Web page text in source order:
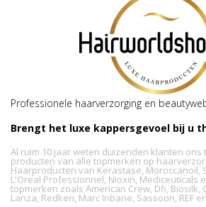
Professionele haarverzorging en
Brengt het luxe kappersgevoel bij u
Al ruim 10 jaar weten duizenden klanten ons
producten van alle topmerken op
Haarproducten van Kerastase, Moroccanoil,
L'Oreal Professionnel, Nioxin, Mediceuticals
topmerken zoals American Crew, Dfi, Biosilk,
Lanza, Redken, Marc Inbane, Sassoon, REF